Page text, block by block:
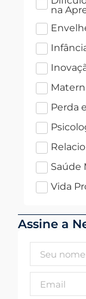
na
Perda
Saúde
Vida
Assine a